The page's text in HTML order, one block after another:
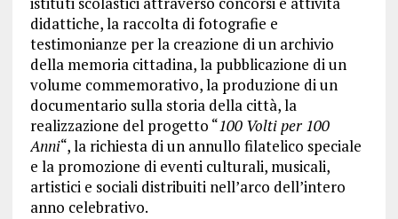
didattiche, la raccolta di fotografie e
testimonianze per la creazione di un archivio
della memoria cittadina, la pubblicazione di un
volume commemorativo, la produzione di un
documentario sulla storia della città, la
realizzazione del progetto “100 Volti per 100
Anni“, la richiesta di un annullo filatelico speciale
e la promozione di eventi culturali, musicali,
artistici e sociali distribuiti nell’arco dell’intero
anno celebrativo.